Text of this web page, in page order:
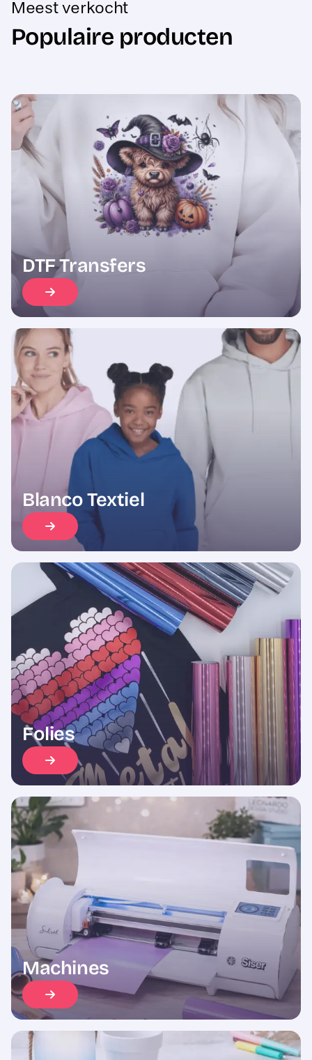
Sale
Populaire producten
DTF Transfers
Blanco Textiel
Folies
Machines